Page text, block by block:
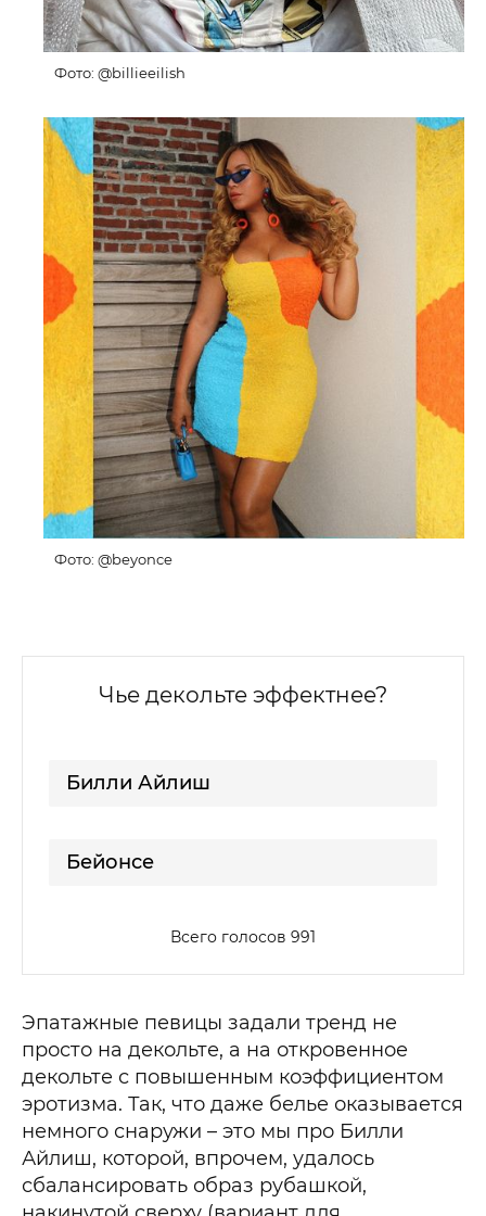
Фото: @billieeilish
Фото: @beyonce
Чье декольте эффектнее?
Билли Айлиш
Бейонсе
Всего голосов 991
Эпатажные певицы задали тренд не
просто на декольте, а на откровенное
декольте с повышенным коэффициентом
эротизма. Так, что даже белье оказывается
немного снаружи – это мы про Билли
Айлиш, которой, впрочем, удалось
сбалансировать образ рубашкой,